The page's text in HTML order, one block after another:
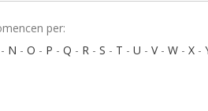
per:
- N - O - P - Q - R - S - T - U - V- W - X -